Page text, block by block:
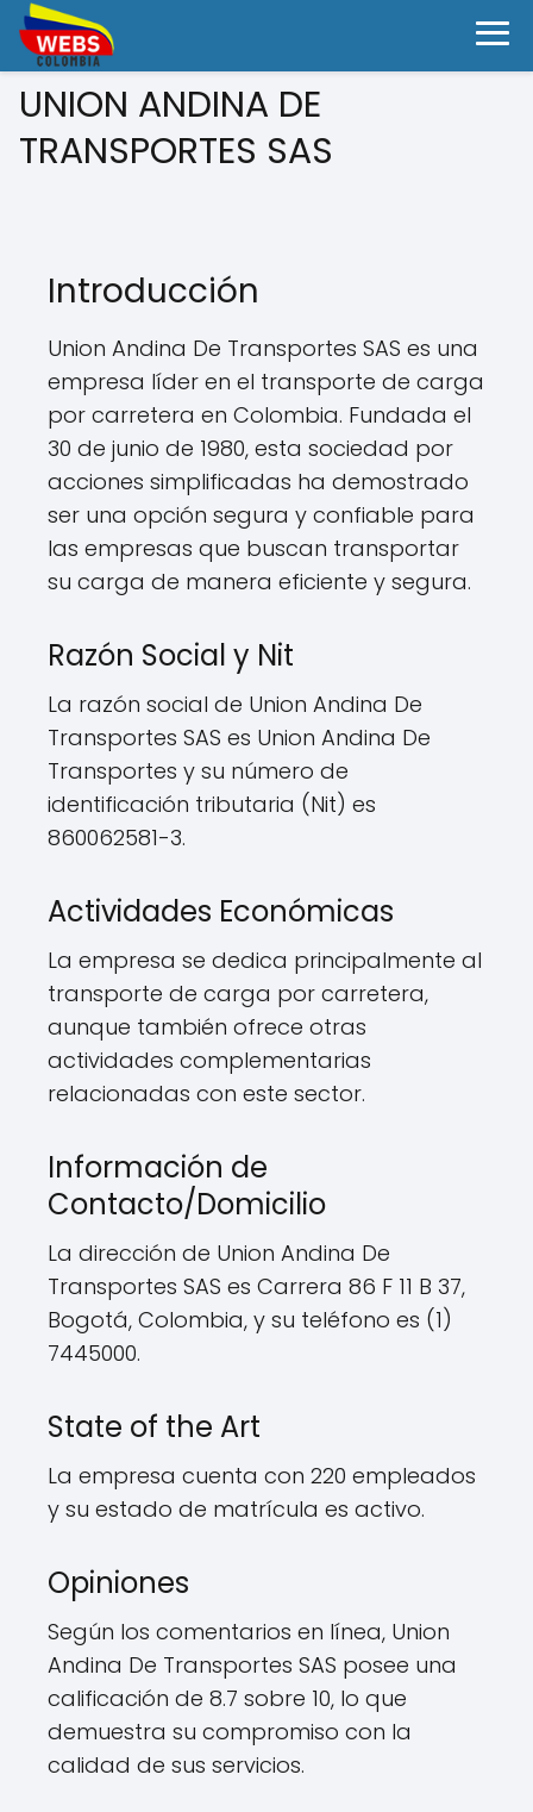
UNION ANDINA DE
TRANSPORTES SAS
Introducción
Union Andina De Transportes SAS es una
empresa líder en el transporte de carga
por carretera en Colombia. Fundada el
30 de junio de 1980, esta sociedad por
acciones simplificadas ha demostrado
ser una opción segura y confiable para
las empresas que buscan transportar
su carga de manera eficiente y segura.
Razón Social y Nit
La razón social de Union Andina De
Transportes SAS es Union Andina De
Transportes y su número de
identificación tributaria (Nit) es
860062581-3.
Actividades Económicas
La empresa se dedica principalmente al
transporte de carga por carretera,
aunque también ofrece otras
actividades complementarias
relacionadas con este sector.
Información de
Contacto/Domicilio
La dirección de Union Andina De
Transportes SAS es Carrera 86 F 11 B 37,
Bogotá, Colombia, y su teléfono es (1)
7445000.
State of the Art
La empresa cuenta con 220 empleados
y su estado de matrícula es activo.
Opiniones
Según los comentarios en línea, Union
Andina De Transportes SAS posee una
calificación de 8.7 sobre 10, lo que
demuestra su compromiso con la
calidad de sus servicios.